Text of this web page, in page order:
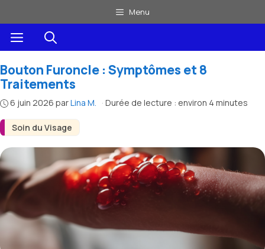
au
contenu
Menu
Menu
Soin du Visage
Bouton Furoncle : Symptômes et 8
Traitements
6 juin 2026 parLina M. · Durée de lecture : environ 4 minutes